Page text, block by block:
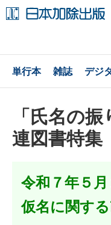
購入ガイド
お問合せ
単行本 雑誌 デジ
「氏名の
連図書特集
令和７年５
仮名に関す